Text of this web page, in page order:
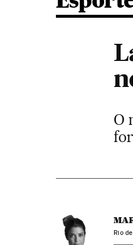
O
Rio